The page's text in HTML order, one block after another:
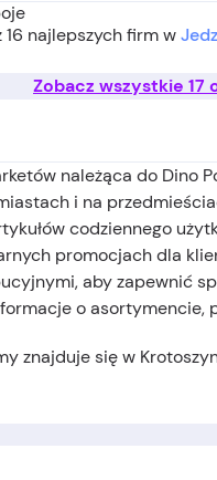
16 najlepszych firm w
Zobacz wszystkie 17
należąca do Dino
i na
codziennego
promocjach dla
aby zapewnić
o asortymencie,
znajduje się w